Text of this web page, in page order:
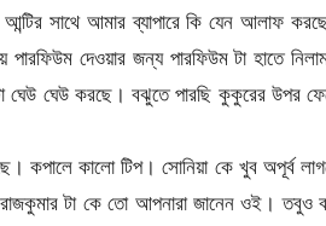
সাথে আমার ব্যাপারে কি যেন আলাফ
দেওয়ার জন্য পারফিউম টা হাতে
টা ঘেউ ঘেউ করছে। বঝুতে পারছি কুকুরের উপর
কপালে কালো টিপ। সোনিয়া কে খুব অপূর্ব
টা কে তো আপনারা জানেন ওই। তবুও